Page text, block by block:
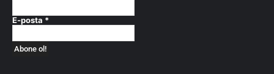
E-posta *